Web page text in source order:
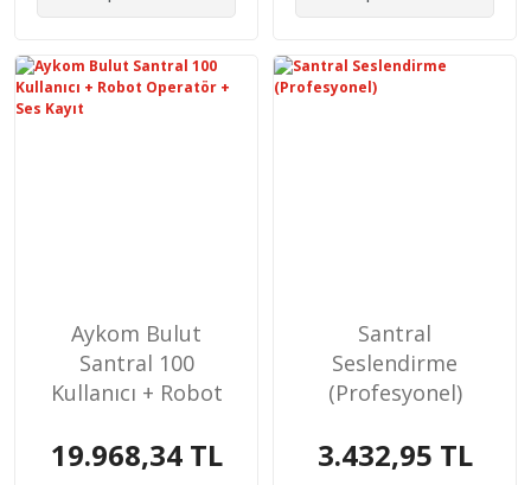
Aykom Bulut
Santral 100
Kullanıcı + Robot
Kayıt
19.968,34 TL
Santral
Seslendirme
(Profesyonel)
3.432,95 TL